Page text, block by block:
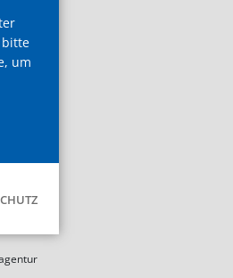
um